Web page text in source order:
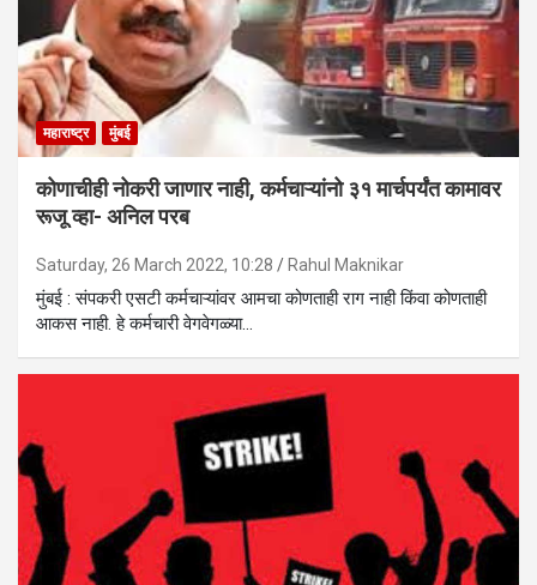
महाराष्ट्र मुंबई
कोणाचीही नोकरी जाणार नाही, कर्मचाऱ्यांनो ३१ मार्चपर्यंत कामावर
रूजू व्हा- अनिल परब
Saturday, 26 March 2022, 10:28 Rahul Maknikar
मुंबई : संपकरी एसटी कर्मचाऱ्यांवर आमचा कोणताही राग नाही किंवा कोणताही
आकस नाही. हे कर्मचारी वेगवेगळ्या…